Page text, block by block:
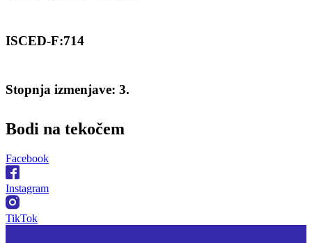
ISCED-F:714
Stopnja izmenjave: 3.
Bodi na tekočem
Facebook
Instagram
TikTok